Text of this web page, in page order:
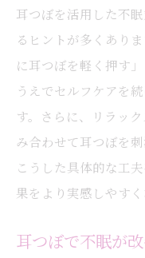
耳つぼを活用した不
るヒントが多くあり
に耳つぼを軽く押す
うえでセルフケアを
す。さらに、リラッ
み合わせて耳つぼを
こうした具体的な工
果をより実感しやすく
耳つぼで不眠が